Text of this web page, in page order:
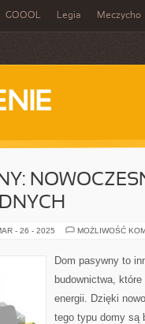
GOOOL Legia Meczycho
- 26 - 2025 MOŻLIWOŚĆ
Dom pasywny to
budownictwa,
energii. Dzięki
tego typu domy są